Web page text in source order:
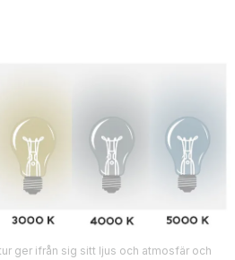
ger ifrån sig sitt ljus och atmosfär och